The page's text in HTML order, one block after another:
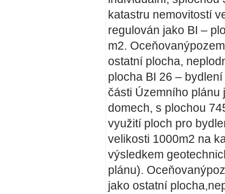
katastru nemovitostí
regulován jako BI –
m2.
ostatní plocha,
plocha BI 26 –
části Územního
domech, s plochou
využití ploch pro
velikosti 1000m2 na
výsledkem
plánu).
jako ostatní